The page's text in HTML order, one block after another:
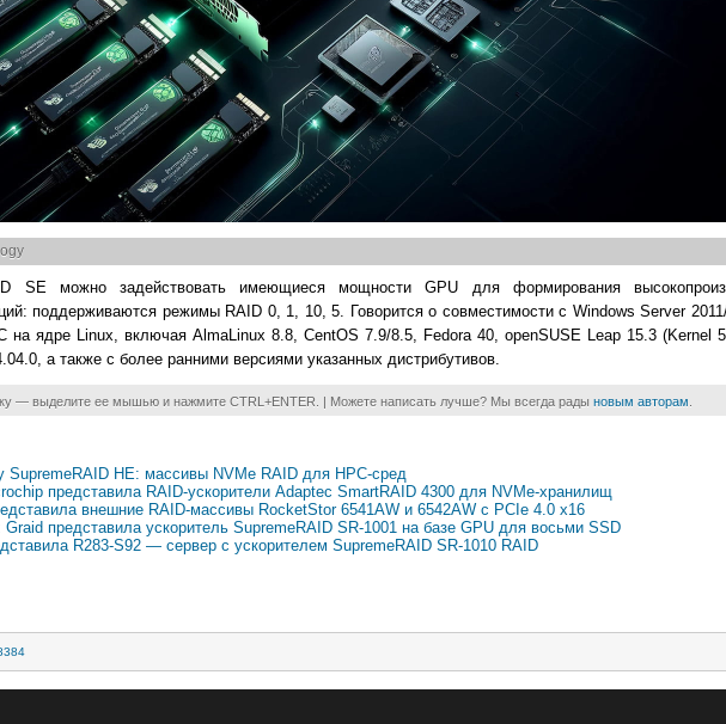
SE можно задействовать имеющиеся мощности GPU для формирования
поддерживаются режимы RAID 0, 1, 10, 5. Говорится о совместимости с Windows Server
ядре Linux, включая AlmaLinux 8.8, CentOS 7.9/8.5, Fedora 40, openSUSE Leap 15.3 (Kernel
а также с более ранними версиями указанных дистрибутивов.
— выделите ее мышью и нажмите CTRL+ENTER. | Можете написать лучше? Мы всегда рады новым авторам
SupremeRAID HE: массивы NVMe RAID для НРС-сред
представила RAID-ускорители Adaptec SmartRAID 4300 для NVMe-хранилищ
внешние RAID-массивы RocketStor 6541AW и 6542AW с PCIe 4.0 x16
представила ускоритель SupremeRAID SR-1001 на базе GPU для восьми SSD
R283-S92 — сервер с ускорителем SupremeRAID SR-1010 RAID